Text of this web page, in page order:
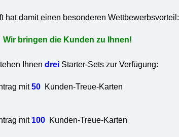
hat damit einen besonderen Wettbewerbsvorteil:
Wir bringen die Kunden zu Ihnen!
Ihnen dreiStarter-Sets zur Verfügung:
mit50Kunden-Treue-Karten
mit 100Kunden-Treue-Karten